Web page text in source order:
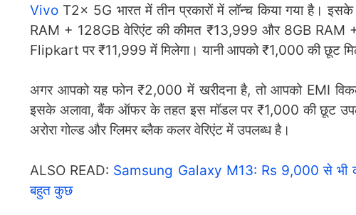
Vivo T2x 5G भारत में तीन प्रकारों में लॉन्च किया गया है।
RAM + 128GB वेरिएंट की कीमत ₹13,999 और 8GB RAM
Flipkart पर ₹11,999 में मिलेगा। यानी आपको ₹1,000 की छूट
अगर आपको यह फोन ₹2,000 में खरीदना है, तो आपको EMI
इसके अलावा, बैंक ऑफर के तहत इस मॉडल पर ₹1,000 की छूट
अरोरा गोल्ड और ग्लिमर ब्लैक कलर वेरिएंट में उपलब्ध है।
ALSO READ: Samsung Galaxy M13: Rs 9,000 से भी
बहुत कुछ